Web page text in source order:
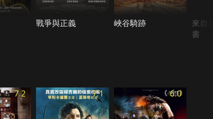
戰爭與正義 峽谷騎跡
來自
書
7.2 7.1 6.0